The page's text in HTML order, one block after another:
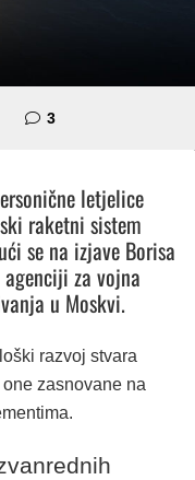
3komentara
letjelice
raketni sistem
se na izjave Borisa
za vojna
u Moskvi.
razvoj stvara
zasnovane na